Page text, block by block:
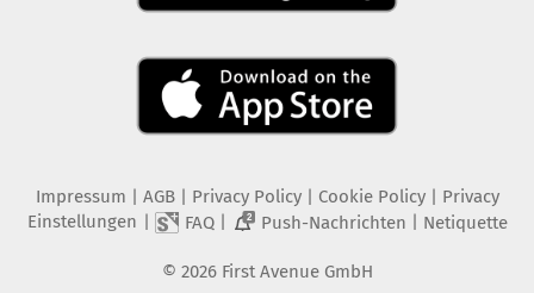
Impressum | AGB | Privacy Policy| Cookie Policy| Privacy
Einstellungen | FAQ| 2 Push-Nachrichten | Netiquette
© 2026 First Avenue GmbH